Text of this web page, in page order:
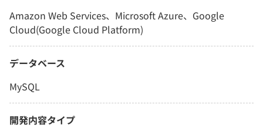
Amazon Web Services、Microsoft Azure、Google
Cloud(Google Cloud Platform)
データベース
MySQL
開発内容タイプ